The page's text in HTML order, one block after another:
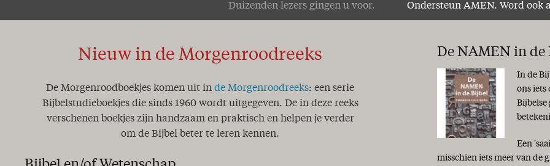
Duizenden lezers gingen u voor. Ondersteun AMEN. Word ook
Nieuw in de Morgenroodreeks
De Morgenroodboekjes komen uit in de Morgenroodreeks: een serie
Bijbelstudieboekjes die sinds 1960 wordt uitgegeven. De in deze reeks
verschenen boekjes zijn handzaam en praktisch en helpen je verder
om de Bijbel beter te leren kennen.
De NAMEN in de
In de
ons iets
Bijbelse
Een
misschien iets meer van de